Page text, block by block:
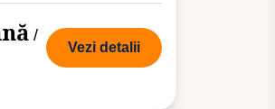
/
Vezi detalii